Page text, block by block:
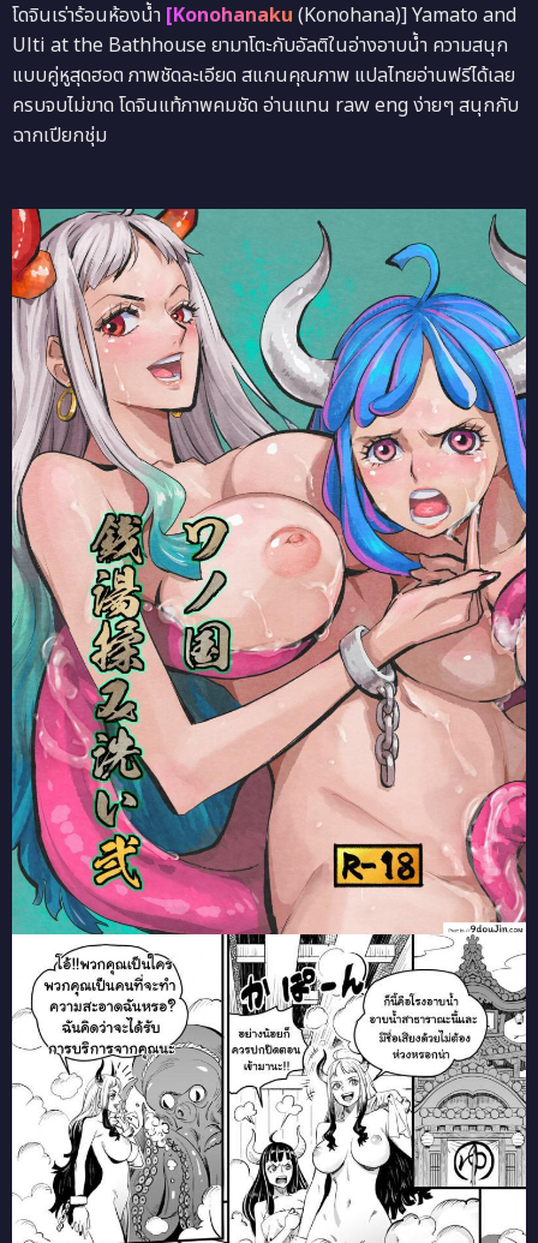
โดจินเร่าร้อนห้องน้ำ [Konohanaku (Konohana)] Yamato and
Ulti at the Bathhouse ยามาโตะกับอัลติในอ่างอาบน้ำ ความสนุก
แบบคู่หูสุดฮอต ภาพชัดละเอียด สแกนคุณภาพ แปลไทยอ่านฟรีได้เลย
ครบจบไม่ขาด โดจินแท้ภาพคมชัด อ่านแทน raw eng ง่ายๆ สนุกกับ
ฉากเปียกชุ่ม